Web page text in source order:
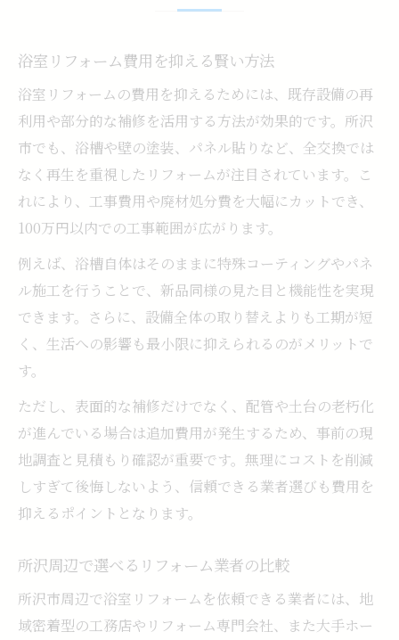
浴室リフォーム費用を抑える賢い方法
浴室リフォームの費用を抑えるためには、既存設備の再
利用や部分的な補修を活用する方法が効果的です。所沢
市でも、浴槽や壁の塗装、パネル貼りなど、全交換では
なく再生を重視したリフォームが注目されています。こ
れにより、工事費用や廃材処分費を大幅にカットでき、
100万円以内での工事範囲が広がります。
例えば、浴槽自体はそのままに特殊コーティングやパネ
ル施工を行うことで、新品同様の見た目と機能性を実現
できます。さらに、設備全体の取り替えよりも工期が短
く、生活への影響も最小限に抑えられるのがメリットで
す。
ただし、表面的な補修だけでなく、配管や土台の老朽化
が進んでいる場合は追加費用が発生するため、事前の現
地調査と見積もり確認が重要です。無理にコストを削減
しすぎて後悔しないよう、信頼できる業者選びも費用を
抑えるポイントとなります。
所沢周辺で選べるリフォーム業者の比較
所沢市周辺で浴室リフォームを依頼できる業者には、地
域密着型の工務店やリフォーム専門会社、また大手ホー